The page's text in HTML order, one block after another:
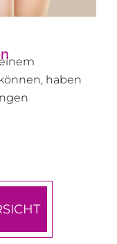
haben